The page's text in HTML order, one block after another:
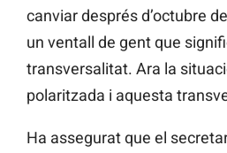
canviar després d’octubre
un ventall de gent que
transversalitat. Ara la
polaritzada i aquesta
Ha assegurat que el